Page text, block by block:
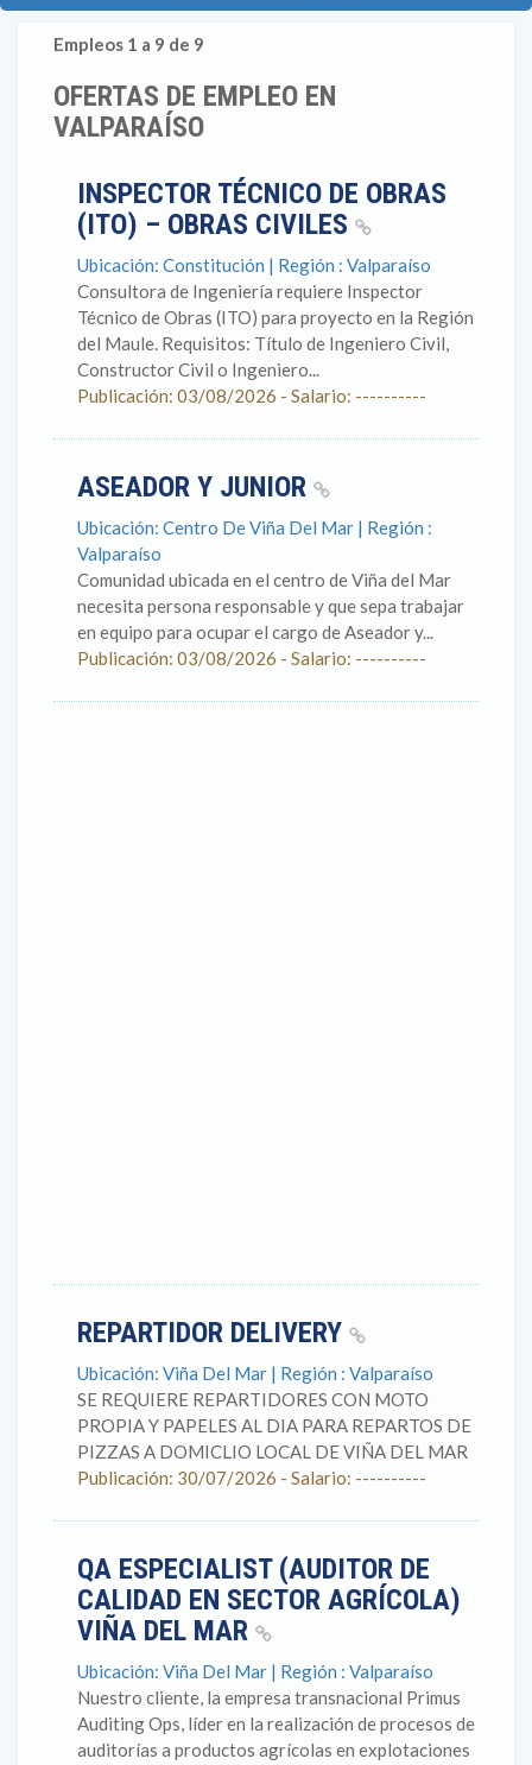
Empleos 1 a 9 de 9
OFERTAS DE EMPLEO EN
VALPARAÍSO
INSPECTOR TÉCNICO DE OBRAS
(ITO) – OBRAS CIVILES
Ubicación: Constitución | Región : Valparaíso
Consultora de Ingeniería requiere Inspector
Técnico de Obras (ITO) para proyecto en la Región
del Maule. Requisitos: Título de Ingeniero Civil,
Constructor Civil o Ingeniero...
Publicación: 03/08/2026 - Salario: ----------
ASEADOR Y JUNIOR
Ubicación: Centro De Viña Del Mar | Región :
Valparaíso
Comunidad ubicada en el centro de Viña del Mar
necesita persona responsable y que sepa trabajar
en equipo para ocupar el cargo de Aseador y...
Publicación: 03/08/2026 - Salario: ----------
REPARTIDOR DELIVERY
Ubicación: Viña Del Mar | Región : Valparaíso
SE REQUIERE REPARTIDORES CON MOTO
PROPIA Y PAPELES AL DIA PARA REPARTOS DE
PIZZAS A DOMICLIO LOCAL DE VIÑA DEL MAR
Publicación: 30/07/2026 - Salario: ----------
QA ESPECIALIST (AUDITOR DE
CALIDAD EN SECTOR AGRÍCOLA)
VIÑA DEL MAR
Ubicación: Viña Del Mar | Región : Valparaíso
Nuestro cliente, la empresa transnacional Primus
Auditing Ops, líder en la realización de procesos de
auditorías a productos agrícolas en explotaciones